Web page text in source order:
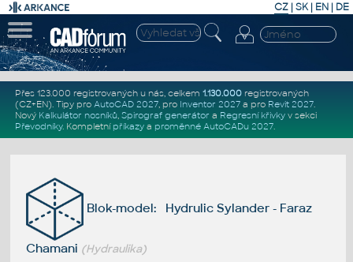
CZ | SK| EN | DE
Přes 123.000 registrovaných u nás, celkem 1.130.000registrovaných
(CZ+EN). Tipy pro AutoCAD 2027, pro Inventor 2027a pro Revit 2027.
Nový Kalkulátor nosníků, Spirograf generátor a Regresní křivkyv sekci
Převodníky. Kompletní příkazya proměnné AutoCADu 2027.
Blok-model: Hydrulic Sylander - Faraz
Chamani (Hydraulika)